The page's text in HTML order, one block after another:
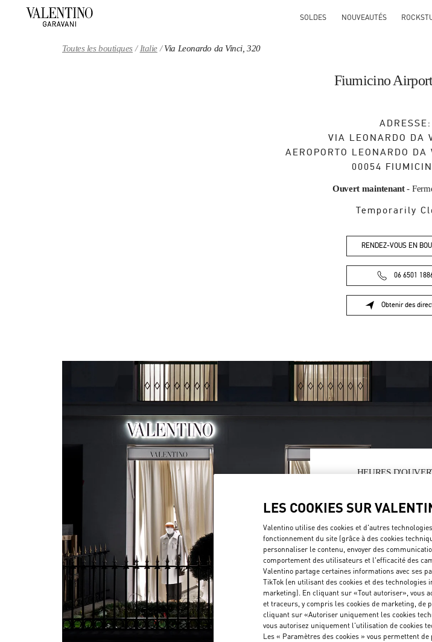
SOLDES NOUVEAUTÉS
Toutes les boutiques Italie Via Leonardo da Vinci, 320
Fiumicino
ADRESSE:
VIA LEONARDO DA
AEROPORTO LEONARDO
00054
Ouvert maintenant-
Temporarily
RENDEZ-VOUS EN
06 6501
Obtenir des
Link
HEURES
Lundi
6:00 AM
Mardi
6:00 AM
Mercredi
6:00 AM
Jeudi
6:00 AM
Vendredi 6:00 AM
Samedi 6:00 AM
LES COOKIES SUR
Valentino utilise des cookies et d'autres
fonctionnement du site (grâce à des cookies
personnaliser le contenu, envoyer des
comportement des utilisateurs et l'efficacité des
Valentino partage certaines informations avec ses
TikTok (en utilisant des cookies et des technologies
marketing). En cliquant sur «Tout autoriser», vous
et traceurs, y compris les cookies de marketing, de
cliquant sur «Autoriser uniquement les cookies
vous autorisez uniquement l'utilisation de cookies
Les « Paramètres des cookies » vous permettent